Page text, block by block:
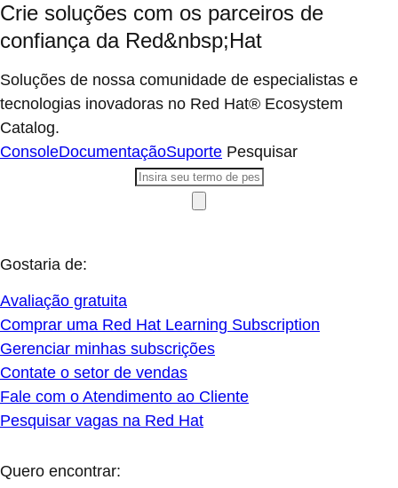
Crie soluções com os parceiros de
confiança da Red&nbsp;Hat
Soluções de nossa comunidade de especialistas e
tecnologias inovadoras no Red Hat® Ecosystem
Catalog.
ConsoleDocumentaçãoSuporte Pesquisar
Gostaria de:
Avaliação gratuita
Comprar uma Red Hat Learning Subscription
Gerenciar minhas subscrições
Contate o setor de vendas
Fale com o Atendimento ao Cliente
Pesquisar vagas na Red Hat
Quero encontrar: